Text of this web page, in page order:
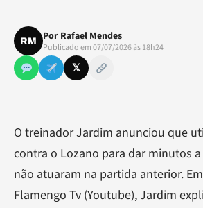
RM Por Rafael Mendes
Publicado em 07/07/2026 às 18h24
𝕏
O treinador Jardim anunciou que
contra o Lozano para dar minutos
não atuaram na partida anterior.
Flamengo Tv (Youtube), Jardim